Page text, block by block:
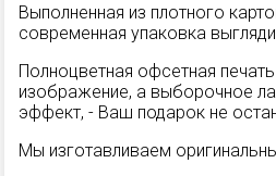
Выполненная из плотного
современная упаковка
Полноцветная офсетная
изображение, а выборочное
эффект, - Ваш подарок не
Мы изготавливаем